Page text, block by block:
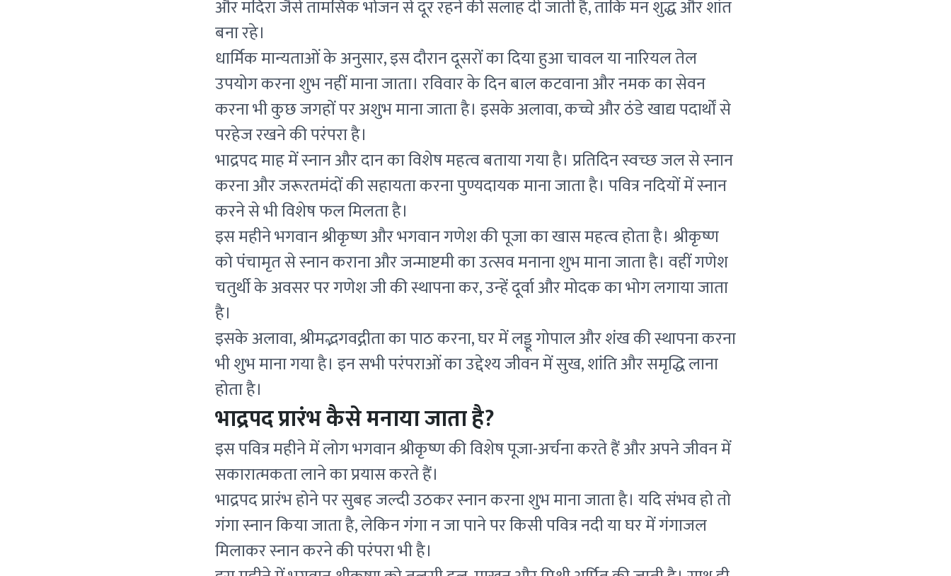
और मदिरा जैसे तामसिक भोजन से दूर रहने की सलाह दी जाती है, ताकि मन शुद्ध और शांत
बना रहे।
धार्मिक मान्यताओं के अनुसार, इस दौरान दूसरों का दिया हुआ चावल या नारियल तेल
उपयोग करना शुभ नहीं माना जाता। रविवार के दिन बाल कटवाना और नमक का सेवन
करना भी कुछ जगहों पर अशुभ माना जाता है। इसके अलावा, कच्चे और ठंडे खाद्य पदार्थों से
परहेज रखने की परंपरा है।
भाद्रपद माह में स्नान और दान का विशेष महत्व बताया गया है। प्रतिदिन स्वच्छ जल से स्नान
करना और जरूरतमंदों की सहायता करना पुण्यदायक माना जाता है। पवित्र नदियों में स्नान
करने से भी विशेष फल मिलता है।
इस महीने भगवान श्रीकृष्ण और भगवान गणेश की पूजा का खास महत्व होता है। श्रीकृष्ण
को पंचामृत से स्नान कराना और जन्माष्टमी का उत्सव मनाना शुभ माना जाता है। वहीं गणेश
चतुर्थी के अवसर पर गणेश जी की स्थापना कर, उन्हें दूर्वा और मोदक का भोग लगाया जाता
है।
इसके अलावा, श्रीमद्भगवद्गीता का पाठ करना, घर में लड्डू गोपाल और शंख की स्थापना करना
भी शुभ माना गया है। इन सभी परंपराओं का उद्देश्य जीवन में सुख, शांति और समृद्धि लाना
होता है।
भाद्रपद प्रारंभ कैसे मनाया जाता है?
इस पवित्र महीने में लोग भगवान श्रीकृष्ण की विशेष पूजा-अर्चना करते हैं और अपने जीवन में
सकारात्मकता लाने का प्रयास करते हैं।
भाद्रपद प्रारंभ होने पर सुबह जल्दी उठकर स्नान करना शुभ माना जाता है। यदि संभव हो तो
गंगा स्नान किया जाता है, लेकिन गंगा न जा पाने पर किसी पवित्र नदी या घर में गंगाजल
मिलाकर स्नान करने की परंपरा भी है।